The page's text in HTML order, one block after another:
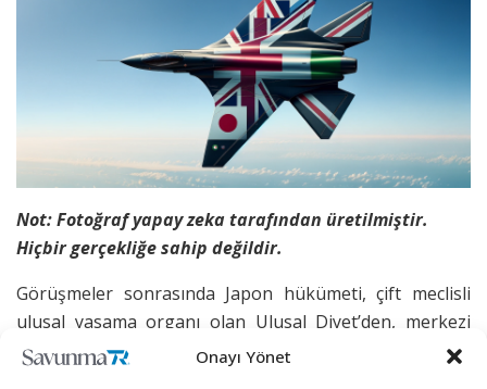
Onayı Yönet
Not: Fotoğraf yapay zeka tarafından üretilmiştir.
Hiçbir gerçekliğe sahip değildir.
Görüşmeler sonrasında Japon hükümeti, çift meclisli
ulusal yasama organı olan Ulusal Diyet’den, merkezi
İngiltere’de olacak koordinasyon kurumunun kurulması